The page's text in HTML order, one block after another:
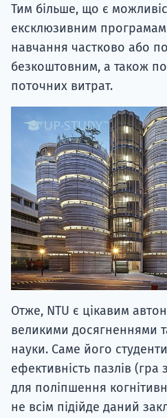
Тим більше, що є
ексклюзивним програмам
навчання частково або
безкоштовним, а також
поточних витрат.
Отже, NTU є цікавим
великими досягненнями
науки. Саме його
ефективність пазлів (гра
для поліпшення
не всім підійде даний